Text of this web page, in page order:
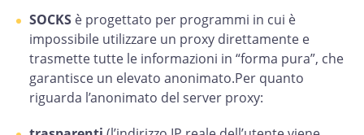
SOCKS è progettato per programmi in cui è
impossibile utilizzare un proxy direttamente e
trasmette tutte le informazioni in “forma pura”, che
garantisce un elevato anonimato.Per quanto
riguarda l’anonimato del server proxy: